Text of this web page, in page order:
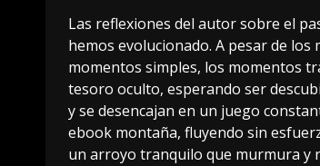
Las reflexiones del autor sobre el
hemos evolucionado. A pesar de
momentos simples, los momentos
tesoro oculto, esperando ser
y se desencajan en un juego
ebook montaña, fluyendo sin
un arroyo tranquilo que murmura y